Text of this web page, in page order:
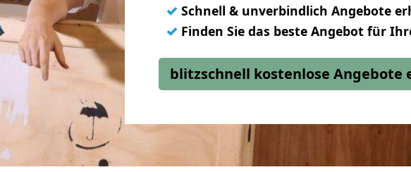
✓ Schnell & unverbindlich Angebote
✓ Finden Sie das beste Angebot für
blitzschnell kostenlose Angebote